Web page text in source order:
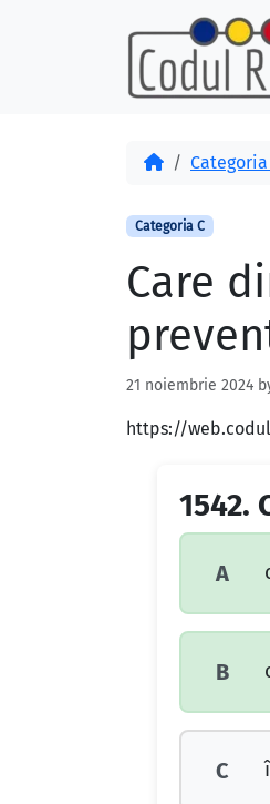
AcasăCategoria
Categoria C
Care
21 noiembrie 2024
https://
1542.
A
B
C